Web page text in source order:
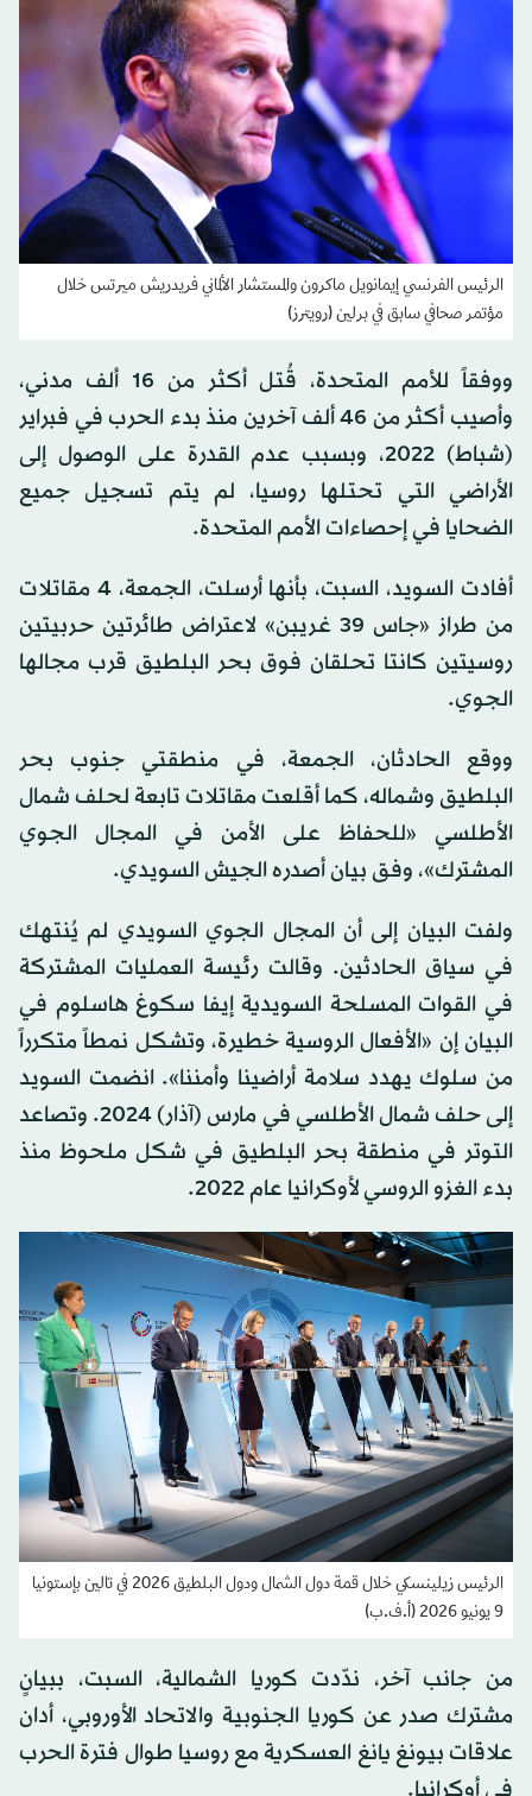
الرئيس الفرنسي إيمانويل ماكرون والمستشار الألماني فريدريش ميرتس خلال
مؤتمر صحافي سابق في برلين (رويترز)
ووفقاً للأمم المتحدة، قُتل أكثر من 16 ألف مدني،
وأصيب أكثر من 46 ألف آخرين منذ بدء الحرب في فبراير
(شباط) 2022، وبسبب عدم القدرة على الوصول إلى
الأراضي التي تحتلها روسيا، لم يتم تسجيل جميع
الضحايا في إحصاءات الأمم المتحدة.
أفادت السويد، السبت، بأنها أرسلت، الجمعة، 4 مقاتلات
من طراز «جاس 39 غريبن» لاعتراض طائرتين حربيتين
روسيتين كانتا تحلقان فوق بحر البلطيق قرب مجالها
الجوي.
ووقع الحادثان، الجمعة، في منطقتي جنوب بحر
البلطيق وشماله، كما أقلعت مقاتلات تابعة لحلف شمال
الأطلسي «للحفاظ على الأمن في المجال الجوي
المشترك»، وفق بيان أصدره الجيش السويدي.
ولفت البيان إلى أن المجال الجوي السويدي لم يُنتهك
في سياق الحادثين. وقالت رئيسة العمليات المشتركة
في القوات المسلحة السويدية إيفا سكوغ هاسلوم في
البيان إن «الأفعال الروسية خطيرة، وتشكل نمطاً متكرراً
من سلوك يهدد سلامة أراضينا وأمننا». انضمت السويد
إلى حلف شمال الأطلسي في مارس (آذار) 2024. وتصاعد
التوتر في منطقة بحر البلطيق في شكل ملحوظ منذ
بدء الغزو الروسي لأوكرانيا عام 2022.
الرئيس زيلينسكي خلال قمة دول الشمال ودول البلطيق 2026 في تالين بإستونيا
9 يونيو 2026 (أ.ف.ب)
من جانب آخر، ندّدت كوريا الشمالية، السبت، ببيانٍ
مشترك صدر عن كوريا الجنوبية والاتحاد الأوروبي، أدان
علاقات بيونغ يانغ العسكرية مع روسيا طوال فترة الحرب